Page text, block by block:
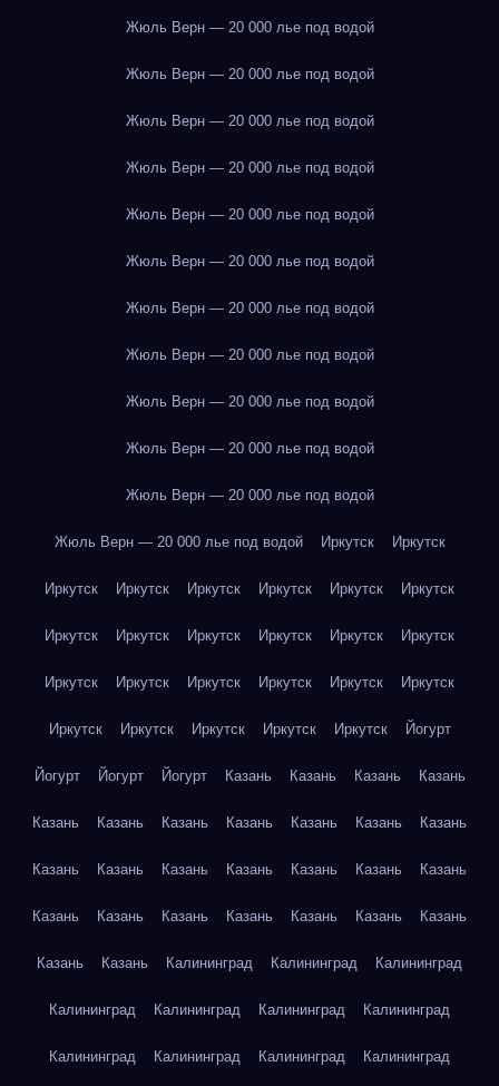
Жюль Верн — 20 000 лье под водой
Жюль Верн — 20 000 лье под водой
Жюль Верн — 20 000 лье под водой
Жюль Верн — 20 000 лье под водой
Жюль Верн — 20 000 лье под водой
Жюль Верн — 20 000 лье под водой
Жюль Верн — 20 000 лье под водой
Жюль Верн — 20 000 лье под водой
Жюль Верн — 20 000 лье под водой
Жюль Верн — 20 000 лье под водой
Жюль Верн — 20 000 лье под водой
Жюль Верн — 20 000 лье под водой Иркутск Иркутск
Иркутск Иркутск Иркутск Иркутск Иркутск Иркутск
Иркутск Иркутск Иркутск Иркутск Иркутск Иркутск
Иркутск Иркутск Иркутск Иркутск Иркутск Иркутск
Иркутск Иркутск Иркутск Иркутск Иркутск Йогурт
Йогурт Йогурт Йогурт Казань Казань Казань Казань
Казань Казань Казань Казань Казань Казань Казань
Казань Казань Казань Казань Казань Казань Казань
Казань Казань Казань Казань Казань Казань Казань
Казань Казань Калининград Калининград Калининград
Калининград Калининград Калининград Калининград
Калининград Калининград Калининград Калининград